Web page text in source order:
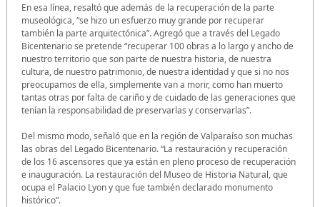
En esa línea, resaltó que además de la recuperación de la parte
museológica, “se hizo un esfuerzo muy grande por recuperar
también la parte arquitectónica”. Agregó que a través del Legado
Bicentenario se pretende “recuperar 100 obras a lo largo y ancho de
nuestro territorio que son parte de nuestra historia, de nuestra
cultura, de nuestro patrimonio, de nuestra identidad y que si no nos
preocupamos de ella, simplemente van a morir, como han muerto
tantas otras por falta de cariño y de cuidado de las generaciones que
tenían la responsabilidad de preservarlas y conservarlas”.
Del mismo modo, señaló que en la región de Valparaíso son muchas
las obras del Legado Bicentenario. “La restauración y recuperación
de los 16 ascensores que ya están en pleno proceso de recuperación
e inauguración. La restauración del Museo de Historia Natural, que
ocupa el Palacio Lyon y que fue también declarado monumento
histórico”.